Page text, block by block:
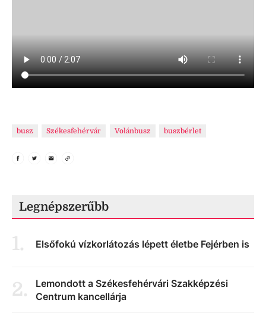
busz Székesfehérvár Volánbusz buszbérlet
Legnépszerűbb
1. Elsőfokú vízkorlátozás lépett életbe Fejérben is
2.
Lemondott a Székesfehérvári Szakképzési
Centrum kancellárja